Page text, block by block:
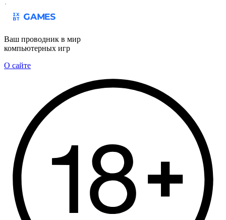
Ваш проводник в мир
компьютерных игр
О сайте